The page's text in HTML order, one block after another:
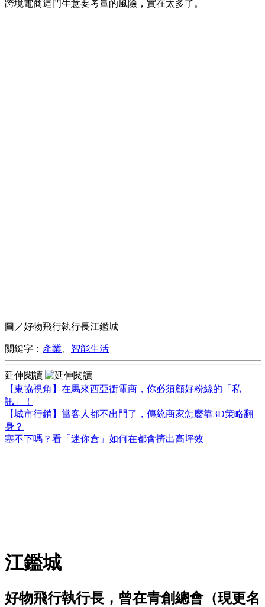
跨境電商這門生意要考量的風險，實在太多了。
圖／好物飛行執行長江鑑城
關鍵字： 產業 智能生活
延伸閱讀
【東協視角】在馬來西亞衝電商，你必須顧好粉絲的「私
訊」！
【城市行銷】當客人都不出門了，傳統商家怎麼靠3D策略翻
身？
塞不下嗎？看「迷你倉」如何在都會擠出高坪效
江鑑城
好物飛行執行長，曾在青創總會（現更名